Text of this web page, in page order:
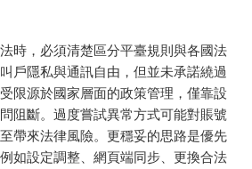
時，必須清楚區分平臺規則與各國法
戶隱私與通訊自由，但並未承諾繞過
限源於國家層面的政策管理，僅靠設
阻斷。過度嘗試異常方式可能對賬號
帶來法律風險。更穩妥的思路是優先
如設定調整、網頁端同步、更換合法